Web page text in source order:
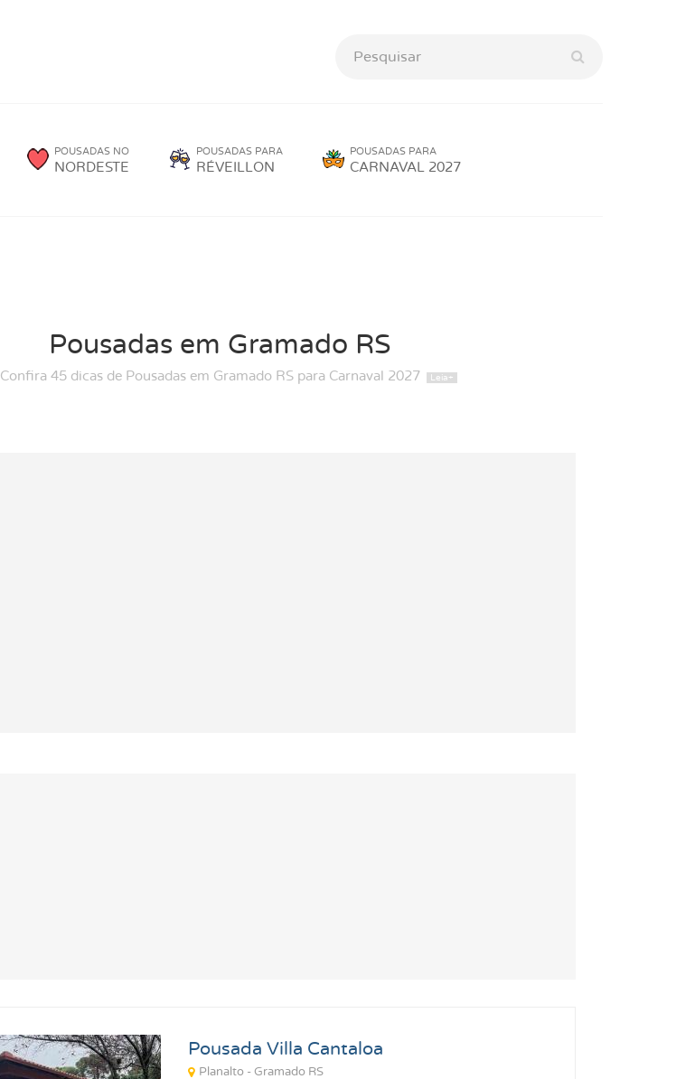
POUSADAS NO
NORDESTE
POUSADAS PARA
RÉVEILLON
POUSADAS PARA
CARNAVAL 2027
Pousadas em Gramado RS
Confira 45 dicas de Pousadas em Gramado RS para Carnaval 2027
Pousada Villa Cantaloa
Planalto - Gramado RS